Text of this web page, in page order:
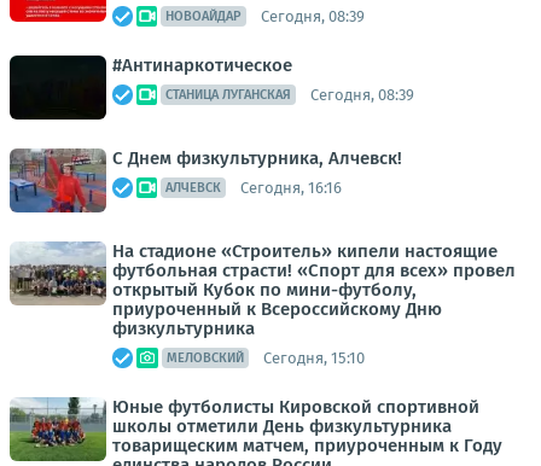
НОВОАЙДАР Сегодня, 08:39
#Антинаркотическое
СТАНИЦА ЛУГАНСКАЯ Сегодня, 08:39
С Днем физкультурника, Алчевск!
АЛЧЕВСК Сегодня, 16:16
На стадионе «Строитель» кипели настоящие
футбольная страсти! «Спорт для всех» провел
открытый Кубок по мини-футболу,
приуроченный к Всероссийскому Дню
физкультурника
МЕЛОВСКИЙ Сегодня, 15:10
Юные футболисты Кировской спортивной
школы отметили День физкультурника
товарищеским матчем, приуроченным к Году